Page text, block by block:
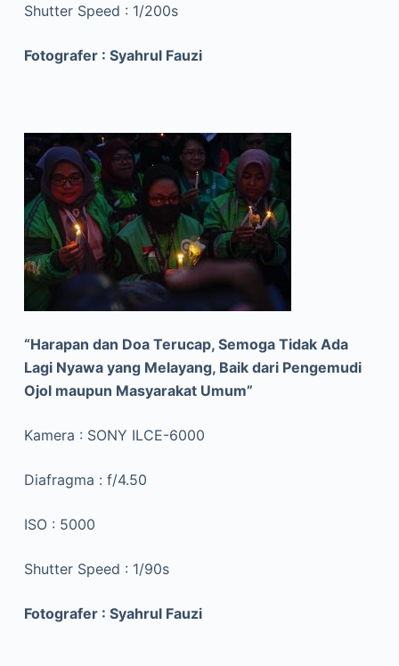
Shutter Speed : 1/200s
Fotografer : Syahrul Fauzi
“Harapan dan Doa Terucap, Semoga Tidak Ada
Lagi Nyawa yang Melayang, Baik dari Pengemudi
Ojol maupun Masyarakat Umum”
Kamera : SONY ILCE-6000
Diafragma : f/4.50
ISO : 5000
Shutter Speed : 1/90s
Fotografer : Syahrul Fauzi